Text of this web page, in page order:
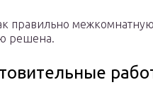
правильно
решена.